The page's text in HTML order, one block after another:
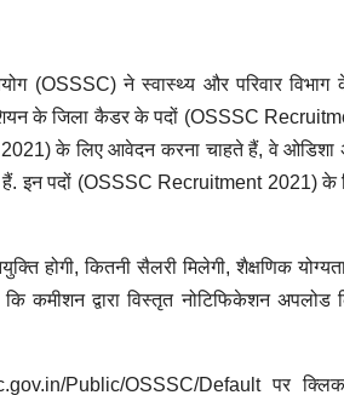
(OSSSC) ने स्वास्थ्य और परिवार विभाग
के जिला कैडर के पदों (OSSSC
के लिए आवेदन करना चाहते हैं, वे ओडिशा
इन पदों (OSSSC Recruitment 2021) के
होगी, कितनी सैलरी मिलेगी, शैक्षणिक
कमीशन द्वारा विस्तृत नोटिफिकेशन
Public/OSSSC/Default पर